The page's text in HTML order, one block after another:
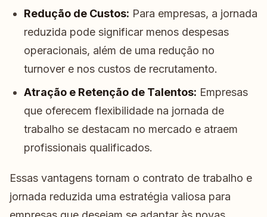
Redução de Custos: Para empresas, a jornada
reduzida pode significar menos despesas
operacionais, além de uma redução no
turnover e nos custos de recrutamento.
Atração e Retenção de Talentos: Empresas
que oferecem flexibilidade na jornada de
trabalho se destacam no mercado e atraem
profissionais qualificados.
Essas vantagens tornam o contrato de trabalho e
jornada reduzida uma estratégia valiosa para